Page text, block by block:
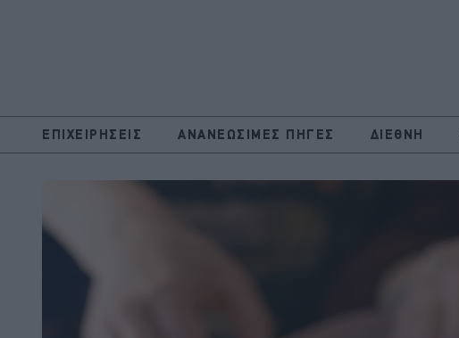
ΕΠΙΧΕΙΡΗΣΕΙΣ ΑΝΑΝΕΩΣΙΜΕΣ ΠΗΓΕΣ ΔΙΕΘΝΗ